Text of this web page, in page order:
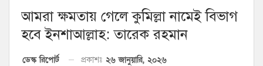
আমরা ক্ষমতায় গেলে কুমিল্লা নামেই বিভাগ
হবে ইনশাআল্লাহ: তারেক রহমান
ডেস্ক রিপোর্ট প্রকাশঃ ২৬ জানুয়ারি, ২০২৬